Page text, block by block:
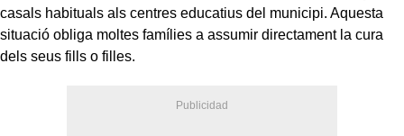
casals habituals als centres educatius del municipi. Aquesta
situació obliga moltes famílies a assumir directament la cura
dels seus fills o filles.